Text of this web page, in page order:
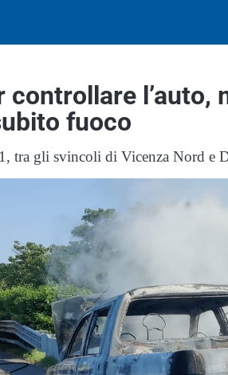
controllare l’auto,
fuoco
tra gli svincoli di Vicenza Nord e